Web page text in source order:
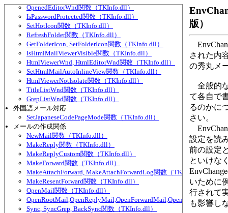
OpenedEditorWnd関数（TKInfo.dll）
IsPasswordProtected関数（TKInfo.dll）
SetHotIcon関数（TKInfo.dll）
RefreshFolder関数（TKInfo.dll）
GetFolderIcon, SetFolderIcon関数（TKInfo.dll）
IsHtmlMailViewerVisible関数（TKInfo.dll）
HtmlViewerWnd, HtmlEditorWnd関数（TKInfo.dll）
SetHtmlMailAutoInlineView関数（TKInfo.dll）
HtmlViewerNotIsolate関数（TKInfo.dll）
TitleListWnd関数（TKInfo.dll）
GrepListWnd関数（TKInfo.dll）
外国語メール対応
SetJapaneseCodePageMode関数（TKInfo.dll）
メールの作成関係
NewMail関数（TKInfo.dll）
MakeReply関数（TKInfo.dll）
MakeReplyCustom関数（TKInfo.dll）
MakeForward関数（TKInfo.dll）
MakeAttachForward, MakeAttachForwardLog関数（TKInfo.dll）
MakeResentForward関数（TKInfo.dll）
OpenMail関数（TKInfo.dll）
OpenRootMail,OpenReplyMail,OpenForwardMail,OpenLog関数（
Sync, SyncGrep, BackSync関数（TKInfo.dll）
版）
された内
の秀丸メ
全般的な
て各自で
るのかに
さい。
設定を読
前の設定
といけな
いために
行されて
も影響し